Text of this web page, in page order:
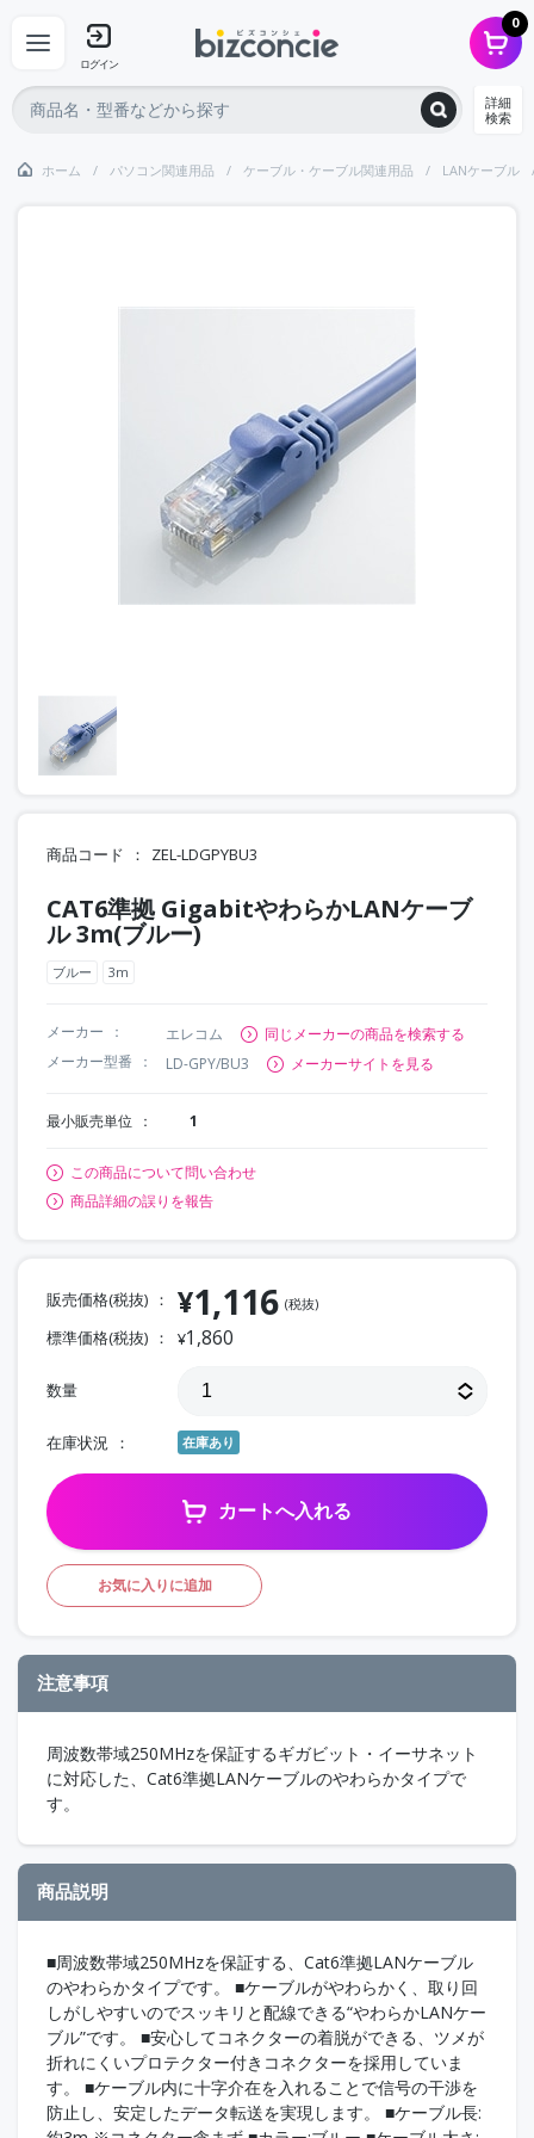
ログイン
0
詳細
検索
ホーム パソコン関連用品 ケーブル・ケーブル関連用品 LANケーブル
商品コード ZEL-LDGPYBU3
CAT6準拠 GigabitやわらかLANケーブ
ル 3m(ブルー)
ブルー 3m
メーカー エレコム
同じメーカーの商品を検索する
メーカー型番
LD-GPY/BU3 メーカーサイトを見る
最小販売単位 1
この商品について問い合わせ
商品詳細の誤りを報告
販売価格(税抜) ¥1,116 (税抜)
標準価格(税抜) ¥1,860
数量
在庫状況 在庫あり
カートへ入れる
お気に入りに追加
注意事項
周波数帯域250MHzを保証するギガビット・イーサネット
に対応した、Cat6準拠LANケーブルのやわらかタイプで
す。
商品説明
■周波数帯域250MHzを保証する、Cat6準拠LANケーブル
のやわらかタイプです。 ■ケーブルがやわらかく、取り回
しがしやすいのでスッキリと配線できる“やわらかLANケー
ブル”です。 ■安心してコネクターの着脱ができる、ツメが
折れにくいプロテクター付きコネクターを採用していま
す。 ■ケーブル内に十字介在を入れることで信号の干渉を
防止し、安定したデータ転送を実現します。 ■ケーブル長: